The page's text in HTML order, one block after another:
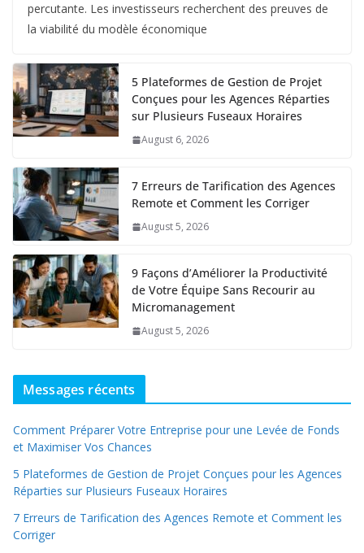
percutante. Les investisseurs recherchent des preuves de
la viabilité du modèle économique
5 Plateformes de Gestion de Projet
Conçues pour les Agences Réparties
sur Plusieurs Fuseaux Horaires
August 6, 2026
7 Erreurs de Tarification des Agences
Remote et Comment les Corriger
August 5, 2026
9 Façons d’Améliorer la Productivité
de Votre Équipe Sans Recourir au
Micromanagement
August 5, 2026
Messages récents
Comment Préparer Votre Entreprise pour une Levée de Fonds
et Maximiser Vos Chances
5 Plateformes de Gestion de Projet Conçues pour les Agences
Réparties sur Plusieurs Fuseaux Horaires
7 Erreurs de Tarification des Agences Remote et Comment les
Corriger